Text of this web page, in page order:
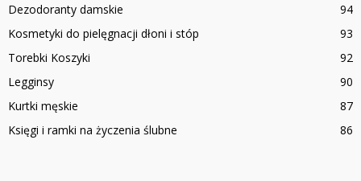
Dezodoranty damskie
94
Kosmetyki do pielęgnacji dłoni i stóp
93
Torebki Koszyki
92
Legginsy
90
Kurtki męskie
87
Księgi i ramki na życzenia ślubne
86